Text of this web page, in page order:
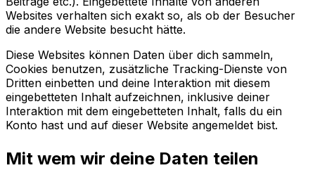
Websites verhalten sich exakt so, als ob der Besucher
die andere Website besucht hätte.
Diese Websites können Daten über dich sammeln,
Cookies benutzen, zusätzliche Tracking-Dienste von
Dritten einbetten und deine Interaktion mit diesem
eingebetteten Inhalt aufzeichnen, inklusive deiner
Interaktion mit dem eingebetteten Inhalt, falls du ein
Konto hast und auf dieser Website angemeldet bist.
Mit wem wir deine Daten teilen